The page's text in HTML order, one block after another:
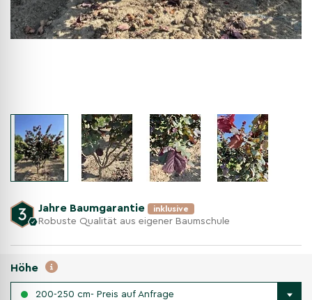
Jahre Baumgarantie inklusive
Robuste Qualität aus eigener Baumschule
Höhe
200-250 cm- Preis auf Anfrage